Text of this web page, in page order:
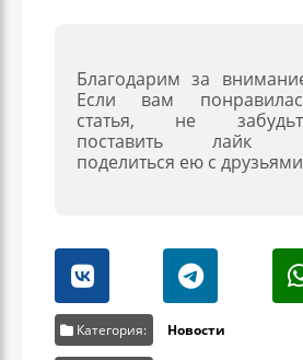
Благодарим за
Если вам
статья, не
поставить лайк
поделиться ею с
Категория: Новости